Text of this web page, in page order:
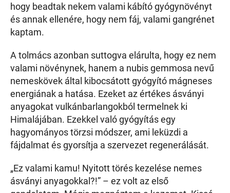
hogy beadtak nekem valami kábító gyógynövényt
és annak ellenére, hogy nem fáj, valami gangrénet
kaptam.
A tolmács azonban suttogva elárulta, hogy ez nem
valami növénynek, hanem a nubis gemmosa nevű
nemeskövek által kibocsátott gyógyító mágneses
energiának a hatása. Ezeket az értékes ásványi
anyagokat vulkánbarlangokból termelnek ki
Himalájában. Ezekkel való gyógyítás egy
hagyományos törzsi módszer, ami leküzdi a
fájdalmat és gyorsítja a szervezet regenerálását.
„Ez valami kamu! Nyitott törés kezelése nemes
ásványi anyagokkal?!” – ez volt az első